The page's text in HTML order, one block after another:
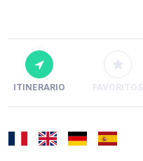
ITINERARIO FAVORITOS